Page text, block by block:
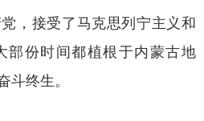
，接受了马克思列宁主义和
部份时间都植根于内蒙古地
斗终生。